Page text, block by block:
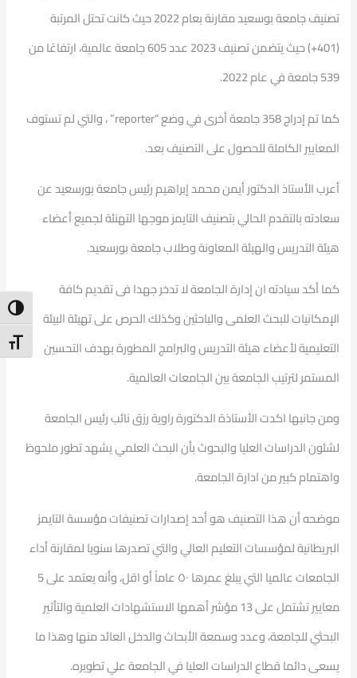
تصنيف جامعة بوسعيد مقارنة بعام 2022 حيث كانت تحتل المرتبة
(401+) حيث يتضمن تصنيف 2023 عدد 605 جامعة عالمية، ارتفاعًا من
539 جامعة في عام 2022.
كما تم إدراج 358 جامعة أخرى في وضع “reporter” ، والتي لم تستوف
المعايير الكاملة للحصول على التصنيف بعد.
أعرب الأستاذ الدكتور أيمن محمد إبراهيم رئيس جامعة بورسعيد عن
سعادته بالتقدم الحالي بتصنيف التايمز موجها التهنئة لجميع أعضاء
هيئة التدريس والهيئة المعاونة وطلاب جامعة بورسعيد.
كما أكد سيادته ان إدارة الجامعة لا تدخر جهدا فى تقديم كافة
الإمكانيات للبحث العلمى والباحثين وكذلك الحرص على تهيئة البيئة
التعليمية لأعضاء هيئة التدريس والبرامج المطورة بهدف التحسين
المستمر لترتيب الجامعة بين الجامعات العالمية.
ومن جانبها اكدت الأستاذة الدكتورة راوية رزق نائب رئيس الجامعة
لشئون الدراسات العليا والبحوث بأن البحث العلمي يشهد تطور ملحوظ
واهتمام كبير من ادارة الجامعة.
موضحه أن هذا التصنيف هو أحد إصدارات تصنيفات مؤسسة التايمز
البريطانية لمؤسسات التعليم العالي والتي تصدرها سنويا لمقارنة أداء
الجامعات عالميا التي يبلغ عمرها ٥٠ عاماً أو اقل، وأنه يعتمد على 5
معايير تشتمل على 13 مؤشر أهمها الاستشهادات العلمية والتأثير
البحثي للجامعة، وعدد وسمعة الأبحاث والدخل العائد منها وهذا ما
يسعى دائما قطاع الدراسات العليا في الجامعة علي تطويره.